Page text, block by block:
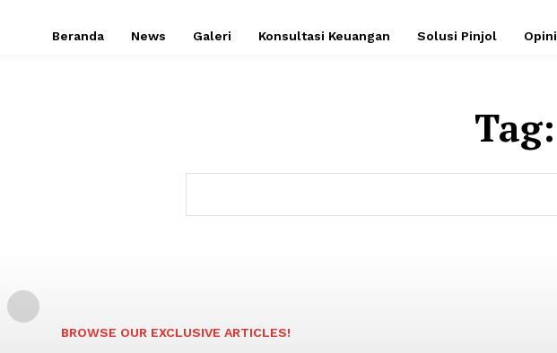
Beranda News Galeri Konsultasi Keuangan Solusi Pinjol Opini
Tag:
BROWSE OUR EXCLUSIVE ARTICLES!